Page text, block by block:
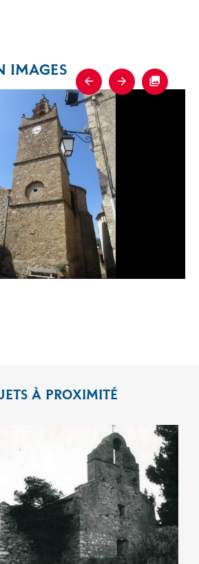
IMAGES
Previous
Next
À PROXIMITÉ